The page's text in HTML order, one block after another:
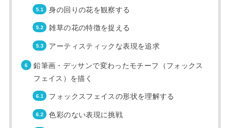
身の回りの花を観察する
雑草の花の特徴を捉える
アーティスティックな表現を追求
鉛筆画・デッサンで変わったモチーフ（フォックス
フェイス）を描く
フォックスフェイスの形状を理解する
色彩のない表現に挑戦